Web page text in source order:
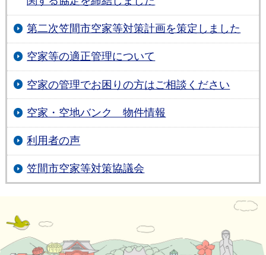
第二次笠間市空家等対策計画を策定しました
空家等の適正管理について
空家の管理でお困りの方はご相談ください
空家・空地バンク 物件情報
利用者の声
笠間市空家等対策協議会